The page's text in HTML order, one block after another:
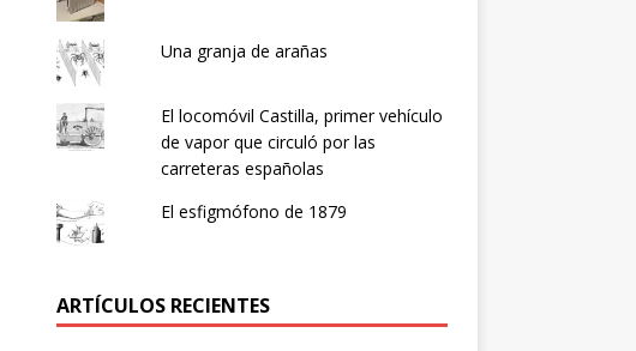
Una granja de arañas
El locomóvil Castilla, primer vehículo
de vapor que circuló por las
carreteras españolas
El esfigmófono de 1879
ARTÍCULOS RECIENTES